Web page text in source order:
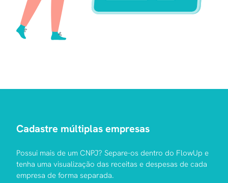
Cadastre múltiplas empresas
Possui mais de um CNPJ? Separe-os dentro do FlowUp e
tenha uma visualização das receitas e despesas de cada
empresa de forma separada.